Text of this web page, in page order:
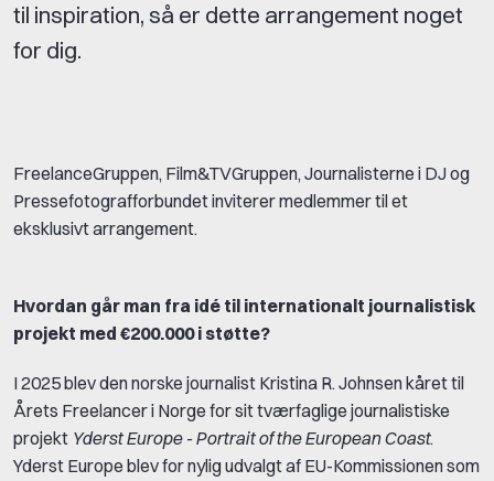
til inspiration, så er dette arrangement noget
for dig.
FreelanceGruppen, Film&TVGruppen, Journalisterne i DJ og
Pressefotografforbundet inviterer medlemmer til et
eksklusivt arrangement.
Hvordan går man fra idé til internationalt journalistisk
projekt med €200.000 i støtte?
I 2025 blev den norske journalist Kristina R. Johnsen kåret til
Årets Freelancer i Norge for sit tværfaglige journalistiske
projekt Yderst Europe - Portrait of the European Coast.
Yderst Europe blev for nylig udvalgt af EU-Kommissionen som